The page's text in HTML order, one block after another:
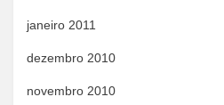
janeiro 2011
dezembro 2010
novembro 2010